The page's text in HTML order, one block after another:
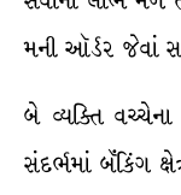
મની ઑર્ડર જેવાં
બે વ્યક્તિ વચ્ચેના
સંદર્ભમાં બૅંકિંગ